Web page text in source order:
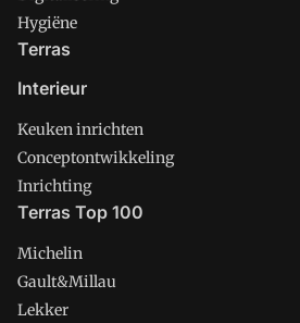
Hygiëne
Terras
Interieur
Keuken inrichten
Conceptontwikkeling
Inrichting
Terras Top 100
Michelin
Gault&Millau
Lekker